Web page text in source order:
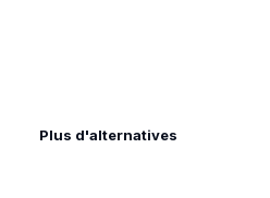
Plus d'alternatives